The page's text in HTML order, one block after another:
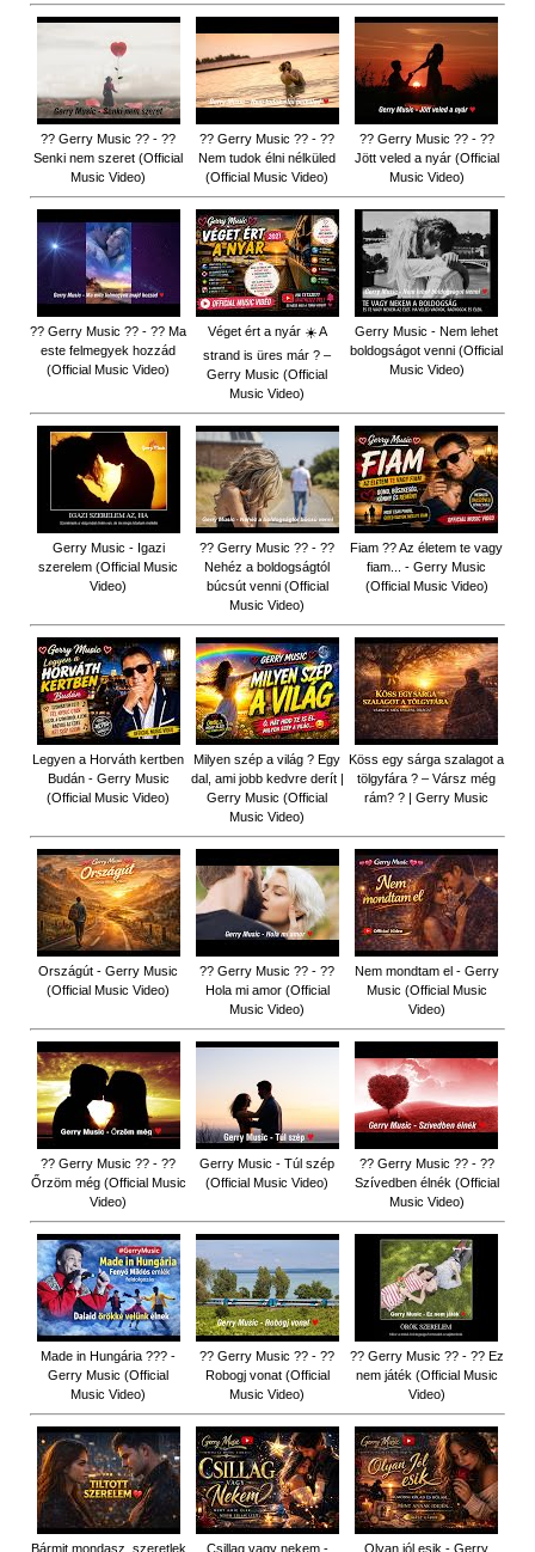
?? Gerry Music ?? - ??
Senki nem szeret (Official
Music Video)
?? Gerry Music ?? - ??
Nem tudok élni nélküled
(Official Music Video)
?? Gerry Music ?? - ??
Jött veled a nyár (Official
Music Video)
?? Gerry Music ?? - ?? Ma
este felmegyek hozzád
(Official Music Video)
Véget ért a nyár ☀️ A
strand is üres már ? –
Gerry Music (Official
Music Video)
Gerry Music - Nem lehet
boldogságot venni (Official
Music Video)
Gerry Music - Igazi
szerelem (Official Music
Video)
?? Gerry Music ?? - ??
Nehéz a boldogságtól
búcsút venni (Official
Music Video)
Fiam ?‍? Az életem te vagy
fiam... - Gerry Music
(Official Music Video)
Legyen a Horváth kertben
Budán - Gerry Music
(Official Music Video)
Milyen szép a világ ? Egy
dal, ami jobb kedvre derít |
Gerry Music (Official
Music Video)
Köss egy sárga szalagot a
tölgyfára ?️ – Vársz még
rám? ? | Gerry Music
Országút - Gerry Music
(Official Music Video)
?? Gerry Music ?? - ??
Hola mi amor (Official
Music Video)
Nem mondtam el - Gerry
Music (Official Music
Video)
?? Gerry Music ?? - ??
Őrzöm még (Official Music
Video)
Gerry Music - Túl szép
(Official Music Video)
?? Gerry Music ?? - ??
Szívedben élnék (Official
Music Video)
Made in Hungária ??? -
Gerry Music (Official
Music Video)
?? Gerry Music ?? - ??
Robogj vonat (Official
Music Video)
?? Gerry Music ?? - ?? Ez
nem játék (Official Music
Video)
Bármit mondasz, szeretlek Csillag vagy nekem - Olyan jól esik - Gerry